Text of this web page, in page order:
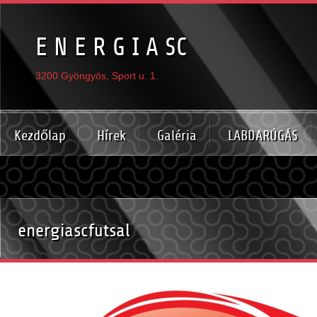
E N E R G I A SC
3200 Gyöngyös, Sport u. 1.
Kezdőlap Hírek Galéria LABDARÚGÁS
energiascfutsal